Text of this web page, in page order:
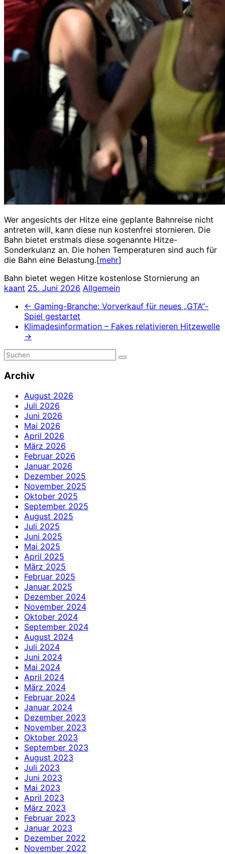
Wer angesichts der Hitze eine geplante Bahnreise nicht
antreten will, kann diese nun kostenfrei stornieren. Die
Bahn bietet erstmals diese sogenannte Hitze-
Sonderkulanz an. Die hohen Temperaturen sind auch für
die Bahn eine Belastung.[mehr]
Bahn bietet wegen Hitze kostenlose Stornierung an
kaant 25. Juni 2026 Allgemein
← Gaming-Branche: Vorverkauf für neues „GTA“-
Spiel gestartet
Klimadesinformation – Fakes relativieren Hitzewelle
→
Archiv
August 2026
Juli 2026
Juni 2026
Mai 2026
April 2026
März 2026
Februar 2026
Januar 2026
Dezember 2025
November 2025
Oktober 2025
September 2025
August 2025
Juli 2025
Juni 2025
Mai 2025
April 2025
März 2025
Februar 2025
Januar 2025
Dezember 2024
November 2024
Oktober 2024
September 2024
August 2024
Juli 2024
Juni 2024
Mai 2024
April 2024
März 2024
Februar 2024
Januar 2024
Dezember 2023
November 2023
Oktober 2023
September 2023
August 2023
Juli 2023
Juni 2023
Mai 2023
April 2023
März 2023
Februar 2023
Januar 2023
Dezember 2022
November 2022